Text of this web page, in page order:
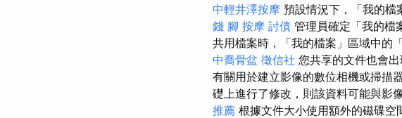
中輕井澤按摩 預設情況下，「我的檔
錢 腳 按摩 討債 管理員確定「我的檔
共用檔案時，「我的檔案」區域中的
中喬骨盆 徵信社 您共享的文件也會
有關用於建立影像的數位相機或掃描
礎上進行了修改，則該資料可能與影
推薦 根據文件大小使用額外的磁碟空